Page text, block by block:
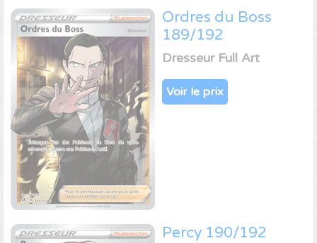
Ordres du Boss
189/192
Dresseur Full Art
Voir le prix
Percy 190/192